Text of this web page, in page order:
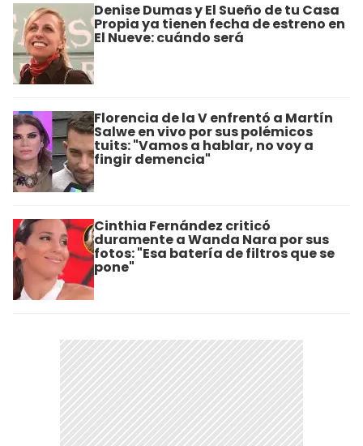
Denise Dumas y El Sueño de tu Casa
Propia ya tienen fecha de estreno en
El Nueve: cuándo será
Florencia de la V enfrentó a Martín
Salwe en vivo por sus polémicos
tuits: "Vamos a hablar, no voy a
fingir demencia"
Cinthia Fernández criticó
duramente a Wanda Nara por sus
fotos: "Esa batería de filtros que se
pone"